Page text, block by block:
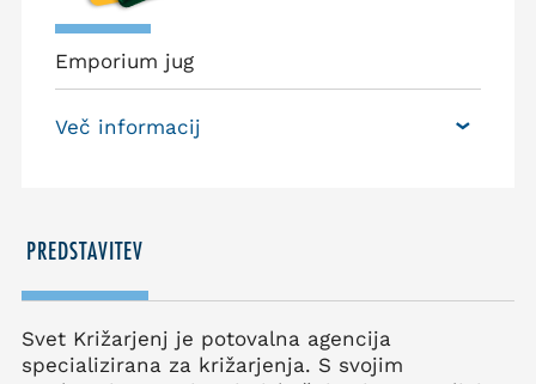
Emporium jug
Več informacij
PREDSTAVITEV
Svet Križarjenj je potovalna agencija
specializirana za križarjenja. S svojim